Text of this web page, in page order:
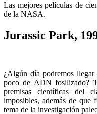
Las mejores películas de
de la NASA.
Jurassic Park,
¿Algún día podremos
poco de ADN fosilizado?
premisas científicas del
imposibles, además de que
tema de la investigación